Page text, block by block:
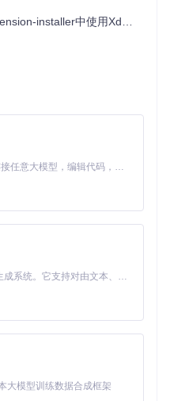
令即可完成常用扩展的安
redis zip  // 适合10人
并在安装完成后清理编译
续集成环境，能够显著缩短
展管理
一致性，同时通过环境变量
中使用Xdebug 3 Beta支持PHP 8.4
Claude Code 的开源替代方案。连接任意大模型，编辑代码，运行命令，自动验证 — 全自动执行。用 Rust 构建，极致性能。 ｜ An open-source alternative to Claude Code. Connect any LLM, edit code, run commands, and verify changes — autonomously. Built in Rust for speed. Get Started
MiniMax H3 是一个通用的全模态生成系统。它支持对由文本、图像、视频和音频组成的多模态上下文进行统一理解，并能生成分辨率高达 2K、时长可达 15 秒的带原生立体声音频的视频。得益于面向任务泛化的系统设计，H3 在预训练阶段就已具备广泛的多模态上下文理解与生成能力，能够出色地执行复杂的多模态指令。
大模型训练数据合成框架